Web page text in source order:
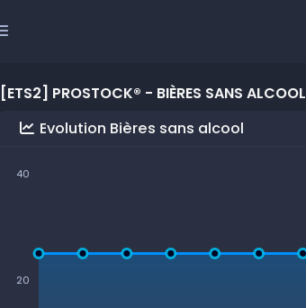
[ETS2] PROSTOCK® - BIÈRES SANS ALCOOL
Evolution Bières sans alcool
40
20